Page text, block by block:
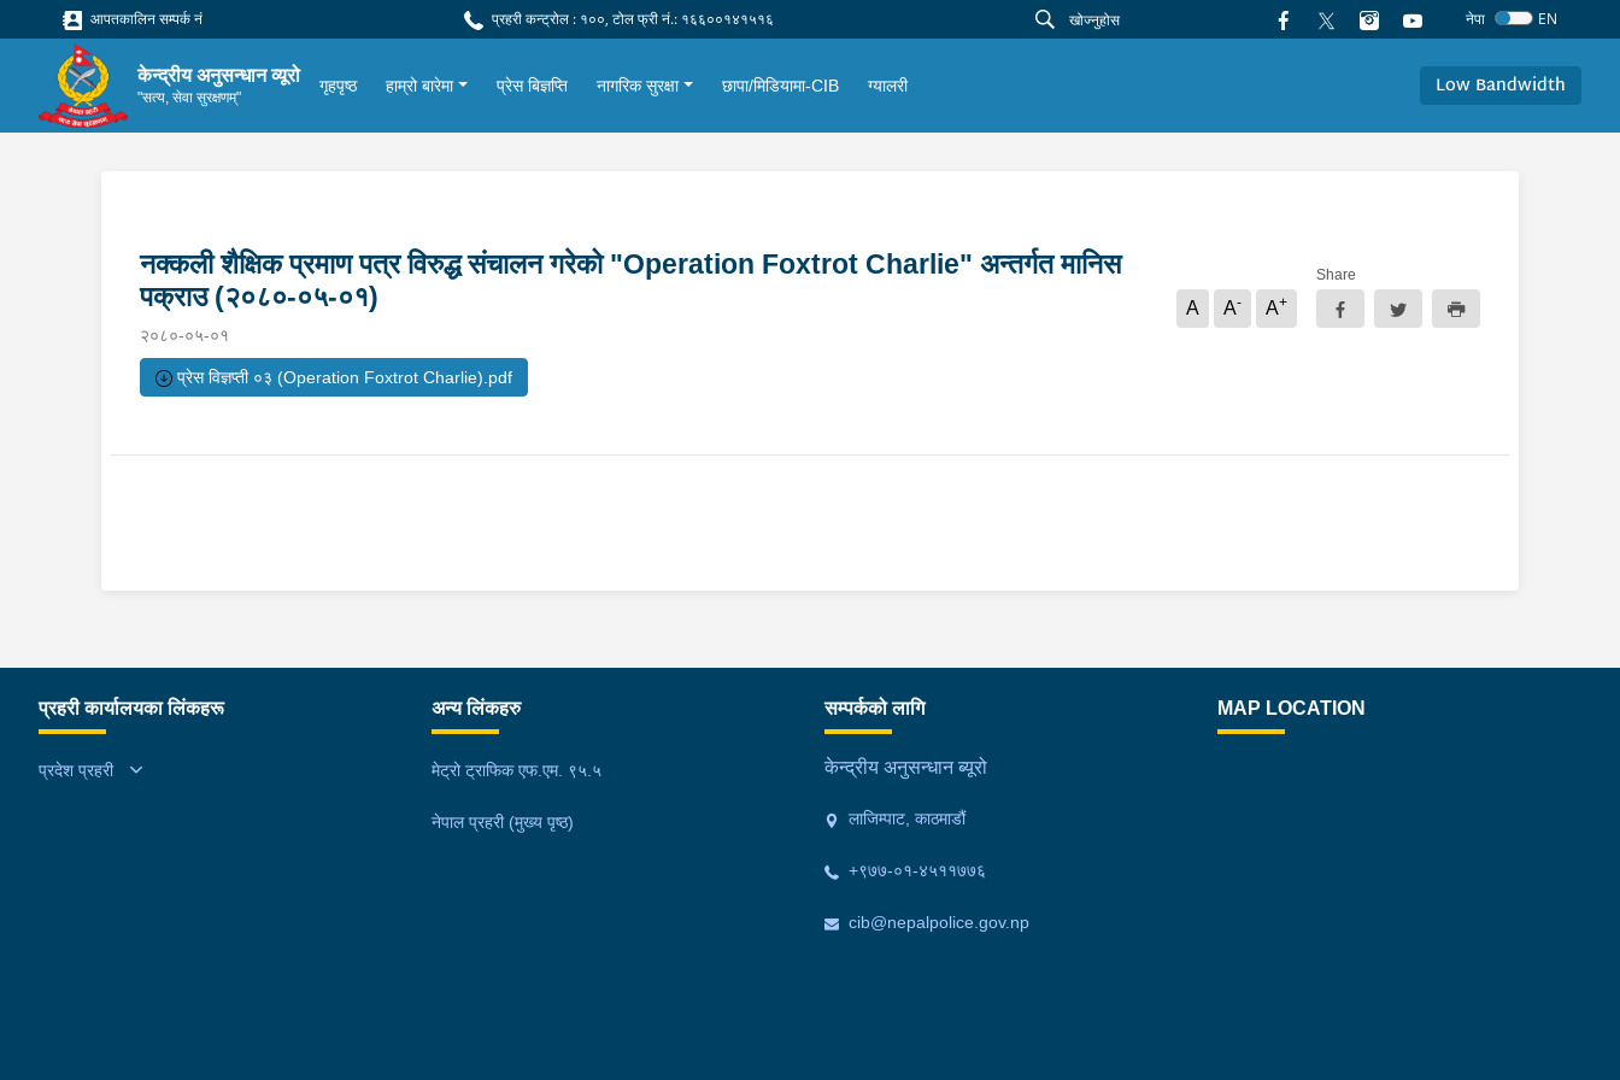
आपतकालिन सम्पर्क नं प्रहरी कन्ट्रोल : १००, टोल फ्री नं.: १६६००१४१५१६ नेपा EN
केन्द्रीय अनुसन्धान व्यूरो
"सत्य, सेवा सुरक्षणम्"
गृहपृष्ठ हाम्रो बारेमा प्रेस बिज्ञप्ति नागरिक सुरक्षा छापा/मिडियामा-CIB ग्यालरी Low Bandwidth
नक्कली शैक्षिक प्रमाण पत्र विरुद्ध संचालन गरेको "Operation Foxtrot Charlie" अन्तर्गत मानिस
पक्राउ (२०८०-०५-०१)
२०८०-०५-०१
A A- A+
Share
प्रेस विज्ञप्ती ०३ (Operation Foxtrot Charlie).pdf
प्रहरी कार्यालयका लिंकहरू
प्रदेश प्रहरी
अन्य लिंकहरु
मेट्रो ट्राफिक एफ.एम. ९५.५
नेपाल प्रहरी (मुख्य पृष्ठ)
सम्पर्कको लागि
केन्द्रीय अनुसन्धान ब्यूरो
लाजिम्पाट, काठमाडौं
+९७७-०१-४५११७७६
cib@nepalpolice.gov.np
MAP LOCATION